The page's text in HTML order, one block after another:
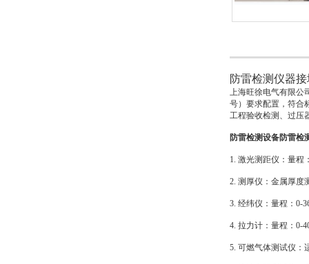
防雷检测仪器
上海旺徐电气有限公
号）要求配置，符合
工程验收检测、过压
防雷检测设备防雷检
1. 激光测距仪：量程
2. 测厚仪：金属厚度
3. 经纬仪：量程：0-
4. 拉力计：量程：0-
5. 可燃气体测试仪：